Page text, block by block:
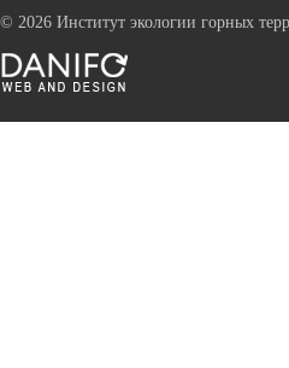
© 2026 Институт экологии горных